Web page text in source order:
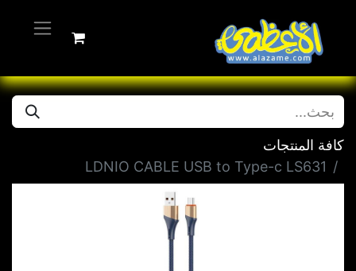
كافة المنتجات
LDNIO CABLE USB to Type-c LS631